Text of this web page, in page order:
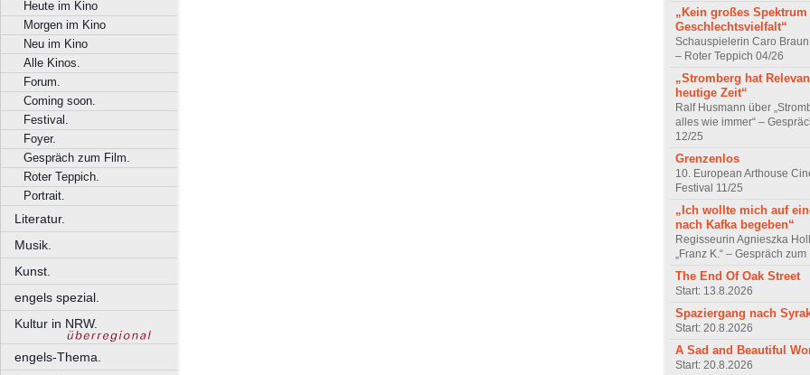
Heute im Kino
Morgen im Kino
Neu im Kino
Alle Kinos.
Forum.
Coming soon.
Festival.
Foyer.
Gespräch zum Film.
Roter Teppich.
Portrait.
Literatur.
Musik.
Kunst.
engels spezial.
Kultur in NRW.
engels-Thema.
„Kein großes Spektrum
Geschlechtsvielfalt“
Schauspielerin Caro Braun
– Roter Teppich 04/26
„Stromberg hat
heutige Zeit“
Ralf Husmann über
alles wie immer“ –
12/25
Grenzenlos
10. European Arthouse
Festival 11/25
„Ich wollte mich auf
nach Kafka begeben“
Regisseurin Agnieszka
„Franz K.“ – Gespräch
The End Of Oak Street
Start: 13.8.2026
Spaziergang nach
Start: 20.8.2026
A Sad and Beautiful
Start: 20.8.2026